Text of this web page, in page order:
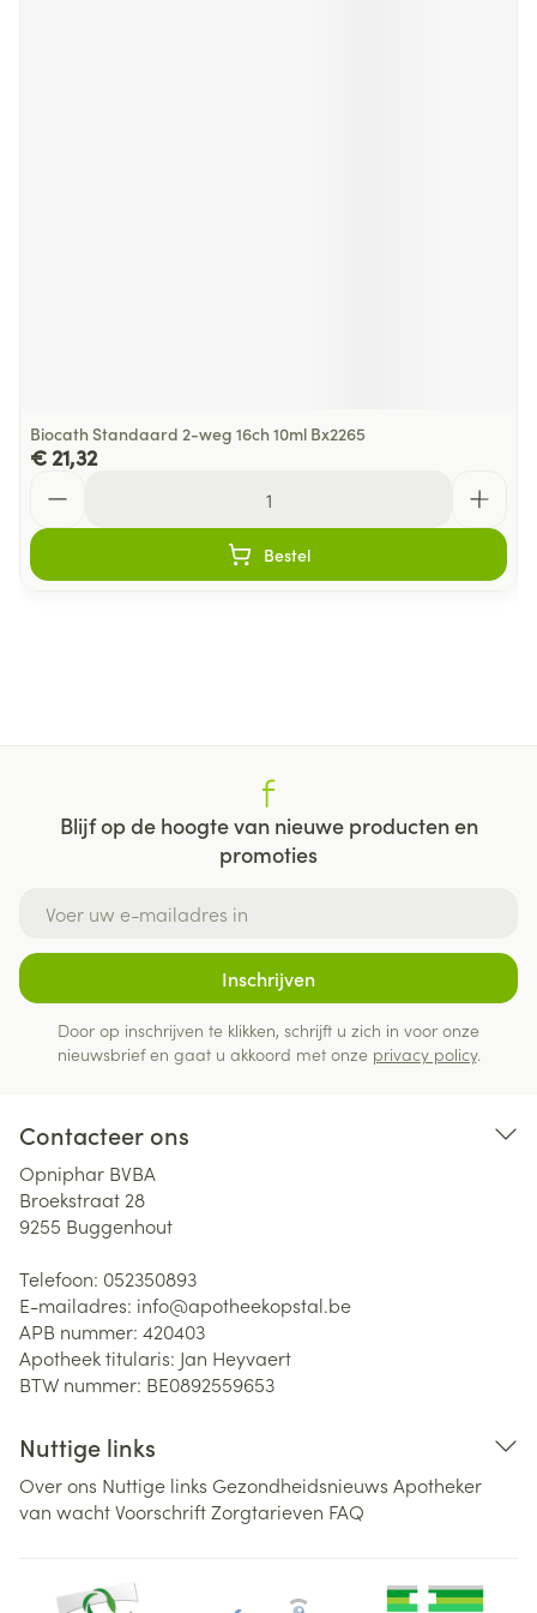
Biocath Standaard 2-weg 16ch 10ml Bx2265
€ 21,32
Bestel
Blijf op de hoogte van nieuwe producten en
promoties
Inschrijven
Door op inschrijven te klikken, schrijft u zich in voor onze
nieuwsbrief en gaat u akkoord met onze privacy policy.
Contacteer ons
Opniphar BVBA
Broekstraat 28
9255 Buggenhout
Telefoon: 052350893
E-mailadres: info@apotheekopstal.be
APB nummer: 420403
Apotheek titularis: Jan Heyvaert
BTW nummer: BE0892559653
Nuttige links
Over ons Nuttige links Gezondheidsnieuws Apotheker
van wachtVoorschriftZorgtarieven FAQ